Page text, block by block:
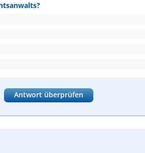
Antwort überprüfen